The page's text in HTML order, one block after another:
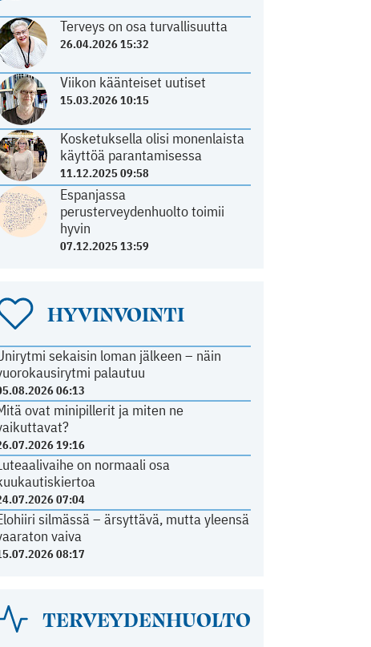
Terveys on osa turvallisuutta
26.04.2026 15:32
Viikon käänteiset uutiset
15.03.2026 10:15
Kosketuksella olisi monenlaista
käyttöä parantamisessa
11.12.2025 09:58
Espanjassa
perusterveydenhuolto toimii
hyvin
07.12.2025 13:59
HYVINVOINTI
sekaisin loman jälkeen – näin
palautuu
06:13
ovat minipillerit ja miten ne
19:16
on normaali osa
07:04
silmässä – ärsyttävä, mutta yleensä
vaiva
08:17
TERVEYDENHUOLTO